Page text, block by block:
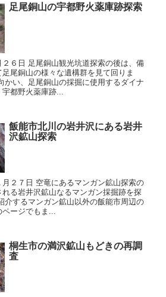
足尾銅山の宇都野火薬庫跡探索
６日 足尾銅山観光坑道探索の後は、備
尾銅山の様々な遺構群を見て回りま
かい、足尾銅山の採掘に使用するダイナ
都野火薬庫跡...
飯能市北川の岩井沢にある岩井
沢鉱山探索
２７日 空竜にあるマンガン鉱山探索の
る岩井沢鉱山なるマンガン採掘跡を探
介するマンガン鉱山以外の飯能市周辺の
ージでもま...
桐生市の満沢鉱山もどきの再調
査